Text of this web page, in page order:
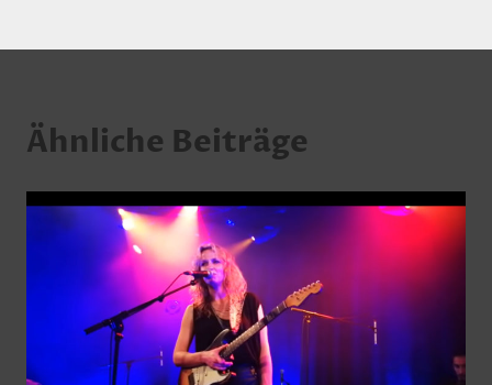
Ähnliche Beiträge